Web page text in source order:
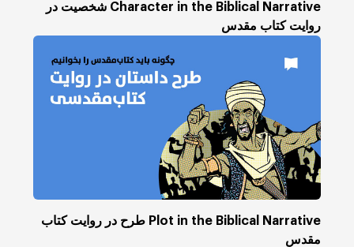
Character in the Biblical Narrative شخصیت در
روایت کتاب مقدس
Plot in the Biblical Narrative طرح در روایت کتاب
مقدس